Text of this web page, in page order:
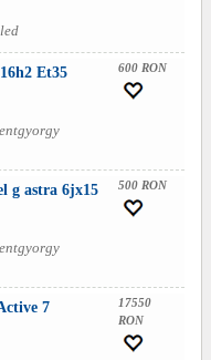
Et35
600 RON
g astra 6jx15
500 RON
7
17550
RON